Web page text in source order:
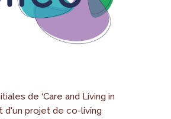
de ‘Care and Living in
d'un projet de co-living